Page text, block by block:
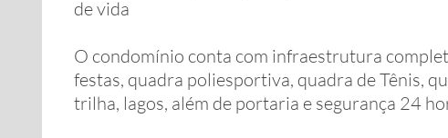
de vida
O condomínio conta com infraestrutura
festas, quadra poliesportiva, quadra de Tênis,
trilha, lagos, além de portaria e segurança 24